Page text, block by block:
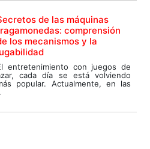
de las máquinas
comprensión
los mecanismos y la
entretenimiento con juegos de
cada día se está volviendo
popular. Actualmente, en las